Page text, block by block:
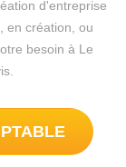
d'entreprise
en création, ou
besoin à Le